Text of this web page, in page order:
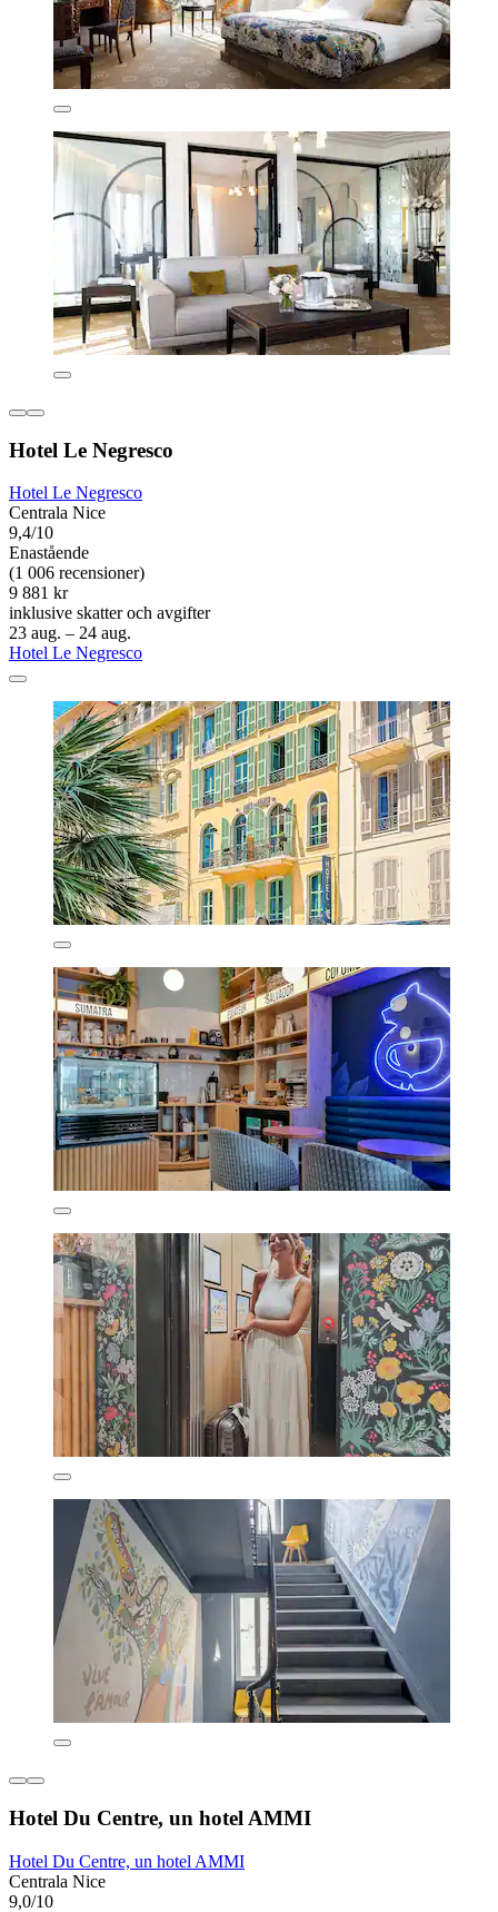
Hotel Le Negresco
Hotel Le Negresco
Centrala Nice
9,4/10
Enastående
(1 006 recensioner)
9 881 kr
inklusive skatter och avgifter
23 aug. – 24 aug.
Hotel Le Negresco
Hotel Du Centre, un hotel AMMI
Hotel Du Centre, un hotel AMMI
Centrala Nice
9,0/10